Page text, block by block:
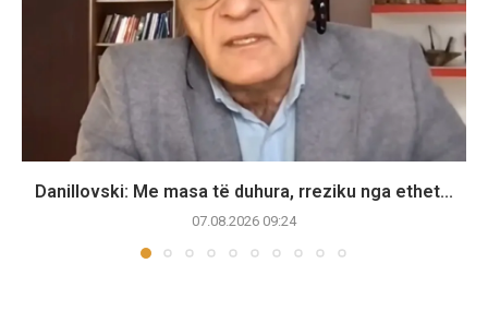
Danillovski: Me masa të duhura, rreziku nga ethet...
07.08.2026 09:24